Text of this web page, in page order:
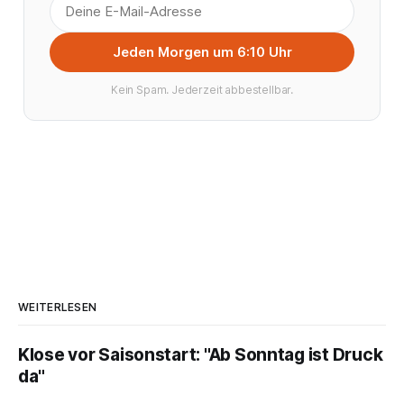
Jeden Morgen um 6:10 Uhr
Kein Spam. Jederzeit abbestellbar.
WEITERLESEN
Klose vor Saisonstart: "Ab Sonntag ist Druck
da"